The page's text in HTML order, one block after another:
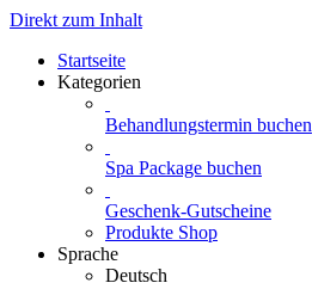
Direkt zum Inhalt
Startseite
Kategorien
Behandlungstermin buchen
Spa Package buchen
Geschenk-Gutscheine
Produkte Shop
Sprache
Deutsch